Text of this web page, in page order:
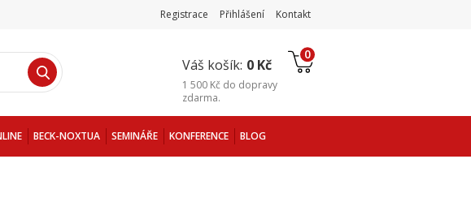
Registrace Přihlášení Kontakt
Váš košík: 0 Kč
0
1 500 Kč do dopravy
zdarma.
BECK-NOXTUA SEMINÁŘE KONFERENCE BLOG